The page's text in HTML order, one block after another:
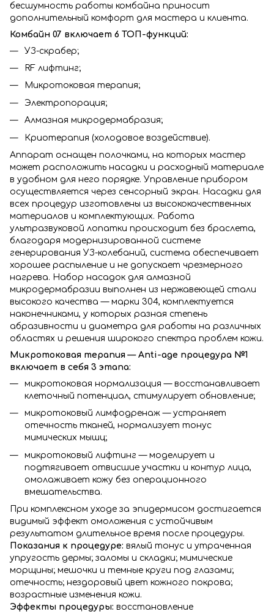
бесшумность работы комбайна приносит
дополнительный комфорт для мастера и клиента.
Комбайн 07 включает 6 ТОП-функций:
УЗ-скрабер;
RF лифтинг;
Микротоковая терапия;
Электропорация;
Алмазная микродермабразия;
Криотерапия (холодовое воздействие).
Аппарат оснащен полочками, на которых мастер
может расположить насадки и расходный материале
в удобном для него порядке. Управление прибором
осуществляется через сенсорный экран. Насадки для
всех процедур изготовлены из высококачественных
материалов и комплектующих. Работа
ультразвуковой лопатки происходит без браслета,
благодаря модернизированной системе
генерирования УЗ-колебаний, система обеспечивает
хорошее распыление и не допускает чрезмерного
нагрева. Набор насадок для алмазной
микродермабразии выполнен из нержавеющей стали
высокого качества — марки 304, комплектуется
наконечниками, у которых разная степень
абразивности и диаметра для работы на различных
областях и решения широкого спектра проблем кожи.
Микротоковая терапия — Anti-age процедура №1
включает в себя 3 этапа:
микротоковая нормализация — восстанавливает
клеточный потенциал, стимулирует обновление;
микротоковый лимфодренаж — устраняет
отечность тканей, нормализует тонус
мимических мышц;
микротоковый лифтинг — моделирует и
подтягивает отвисшие участки и контур лица,
омолаживает кожу без операционного
вмешательства.
При комплексном уходе за эпидермисом достигается
видимый эффект омоложения с устойчивым
результатом длительное время после процедуры.
Показания к процедуре: вялый тонус и утраченная
упругость дермы; заломы и складки; мимические
морщины; мешочки и темные круги под глазами;
отечность; нездоровый цвет кожного покрова;
возрастные изменения кожи.
Эффекты процедуры: восстановление